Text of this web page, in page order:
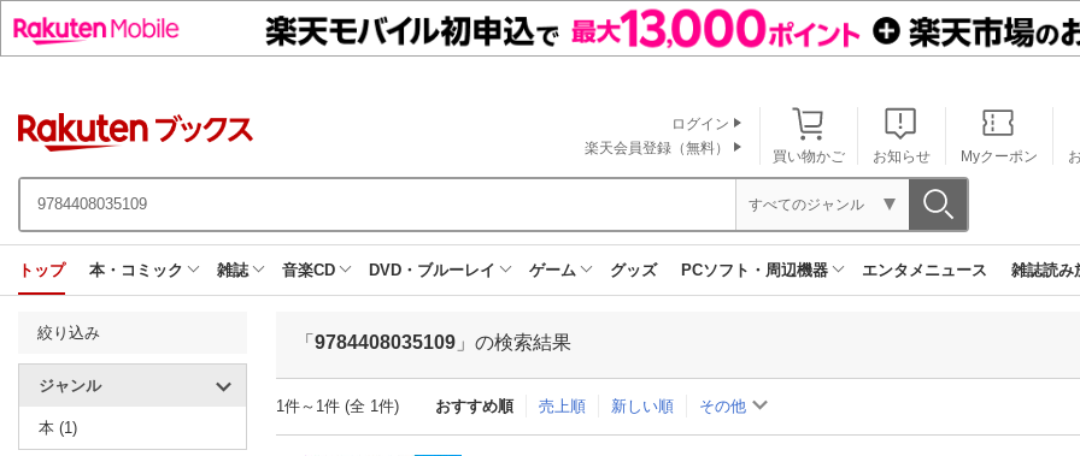
買い物かご お知らせ Myクーポン
ログイン
楽天会員登録（無料）
すべてのジャンル
トップ 本・コミック 雑誌 音楽CD DVD・ブルーレイ ゲーム グッズ PCソフト・周辺機器 エンタメニュース 雑誌読み
絞り込み
ジャンル
本 (1)
「 9784408035109 」の検索結果
1件～1件 (全 1件) おすすめ順 売上順 新しい順 その他